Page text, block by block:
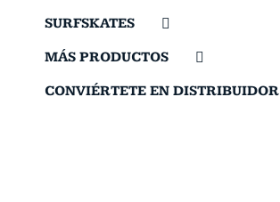
SURFSKATES
MÁS PRODUCTOS
CONVIÉRTETE EN DISTRIBUIDOR